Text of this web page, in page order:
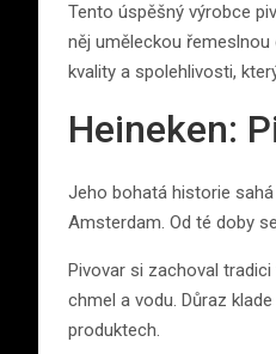
Tento úspěšný výrobce
něj uměleckou
kvality a spolehlivosti,
Heineken:
Jeho bohatá historie
Amsterdam. Od té doby
Pivovar si zachoval
chmel a vodu. Důraz
produktech.